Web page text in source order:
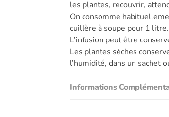
les plantes, recouvrir,
On consomme
cuillère à soupe pour 1
L’infusion peut être
Les plantes sèches
l’humidité, dans un sachet
Informations